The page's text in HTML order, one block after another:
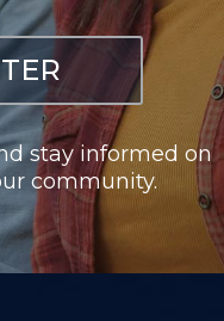
stay informed on
community.